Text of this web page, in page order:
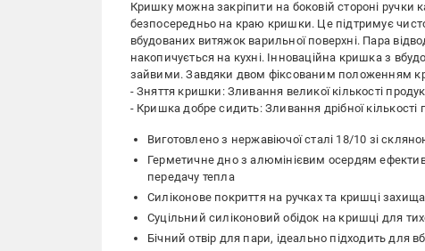
Кришку можна закріпити на боковій стороні ручки
безпосередньо на краю кришки. Це підтримує
вбудованих витяжок варильної поверхні. Пара
накопичується на кухні. Інноваційна кришка з
зайвими. Завдяки двом фіксованим положенням
- Зняття кришки: Зливання великої кількості
- Кришка добре сидить: Зливання дрібної
Виготовлено з нержавіючої сталі 18/10 зі
Герметичне дно з алюмінієвим осердям
передачу тепла
Силіконове покриття на ручках та кришці
Суцільний силіконовий обідок на кришці для
Бічний отвір для пари, ідеально підходить для